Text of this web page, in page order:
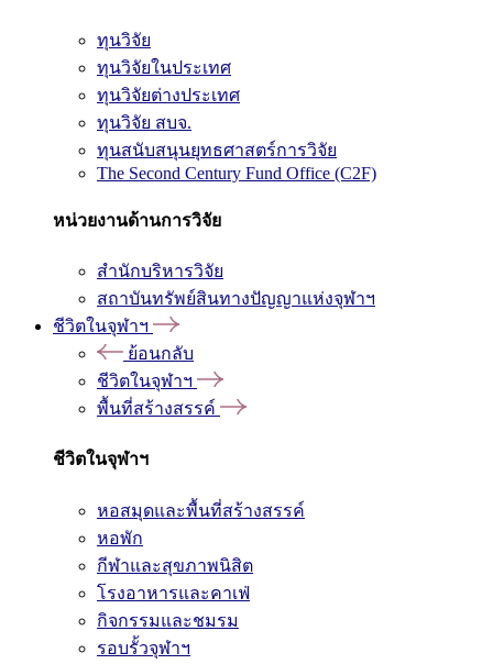
ทุนวิจัย
ทุนวิจัยในประเทศ
ทุนวิจัยต่างประเทศ
ทุนวิจัย สบจ.
ทุนสนับสนุนยุทธศาสตร์การวิจัย
The Second Century Fund Office (C2F)
หน่วยงานด้านการวิจัย
สำนักบริหารวิจัย
สถาบันทรัพย์สินทางปัญญาแห่งจุฬาฯ
ชีวิตในจุฬาฯ
ย้อนกลับ
ชีวิตในจุฬาฯ
พื้นที่สร้างสรรค์
ชีวิตในจุฬาฯ
หอสมุดและพื้นที่สร้างสรรค์
หอพัก
กีฬาและสุขภาพนิสิต
โรงอาหารและคาเฟ่
กิจกรรมและชมรม
รอบรั้วจุฬาฯ